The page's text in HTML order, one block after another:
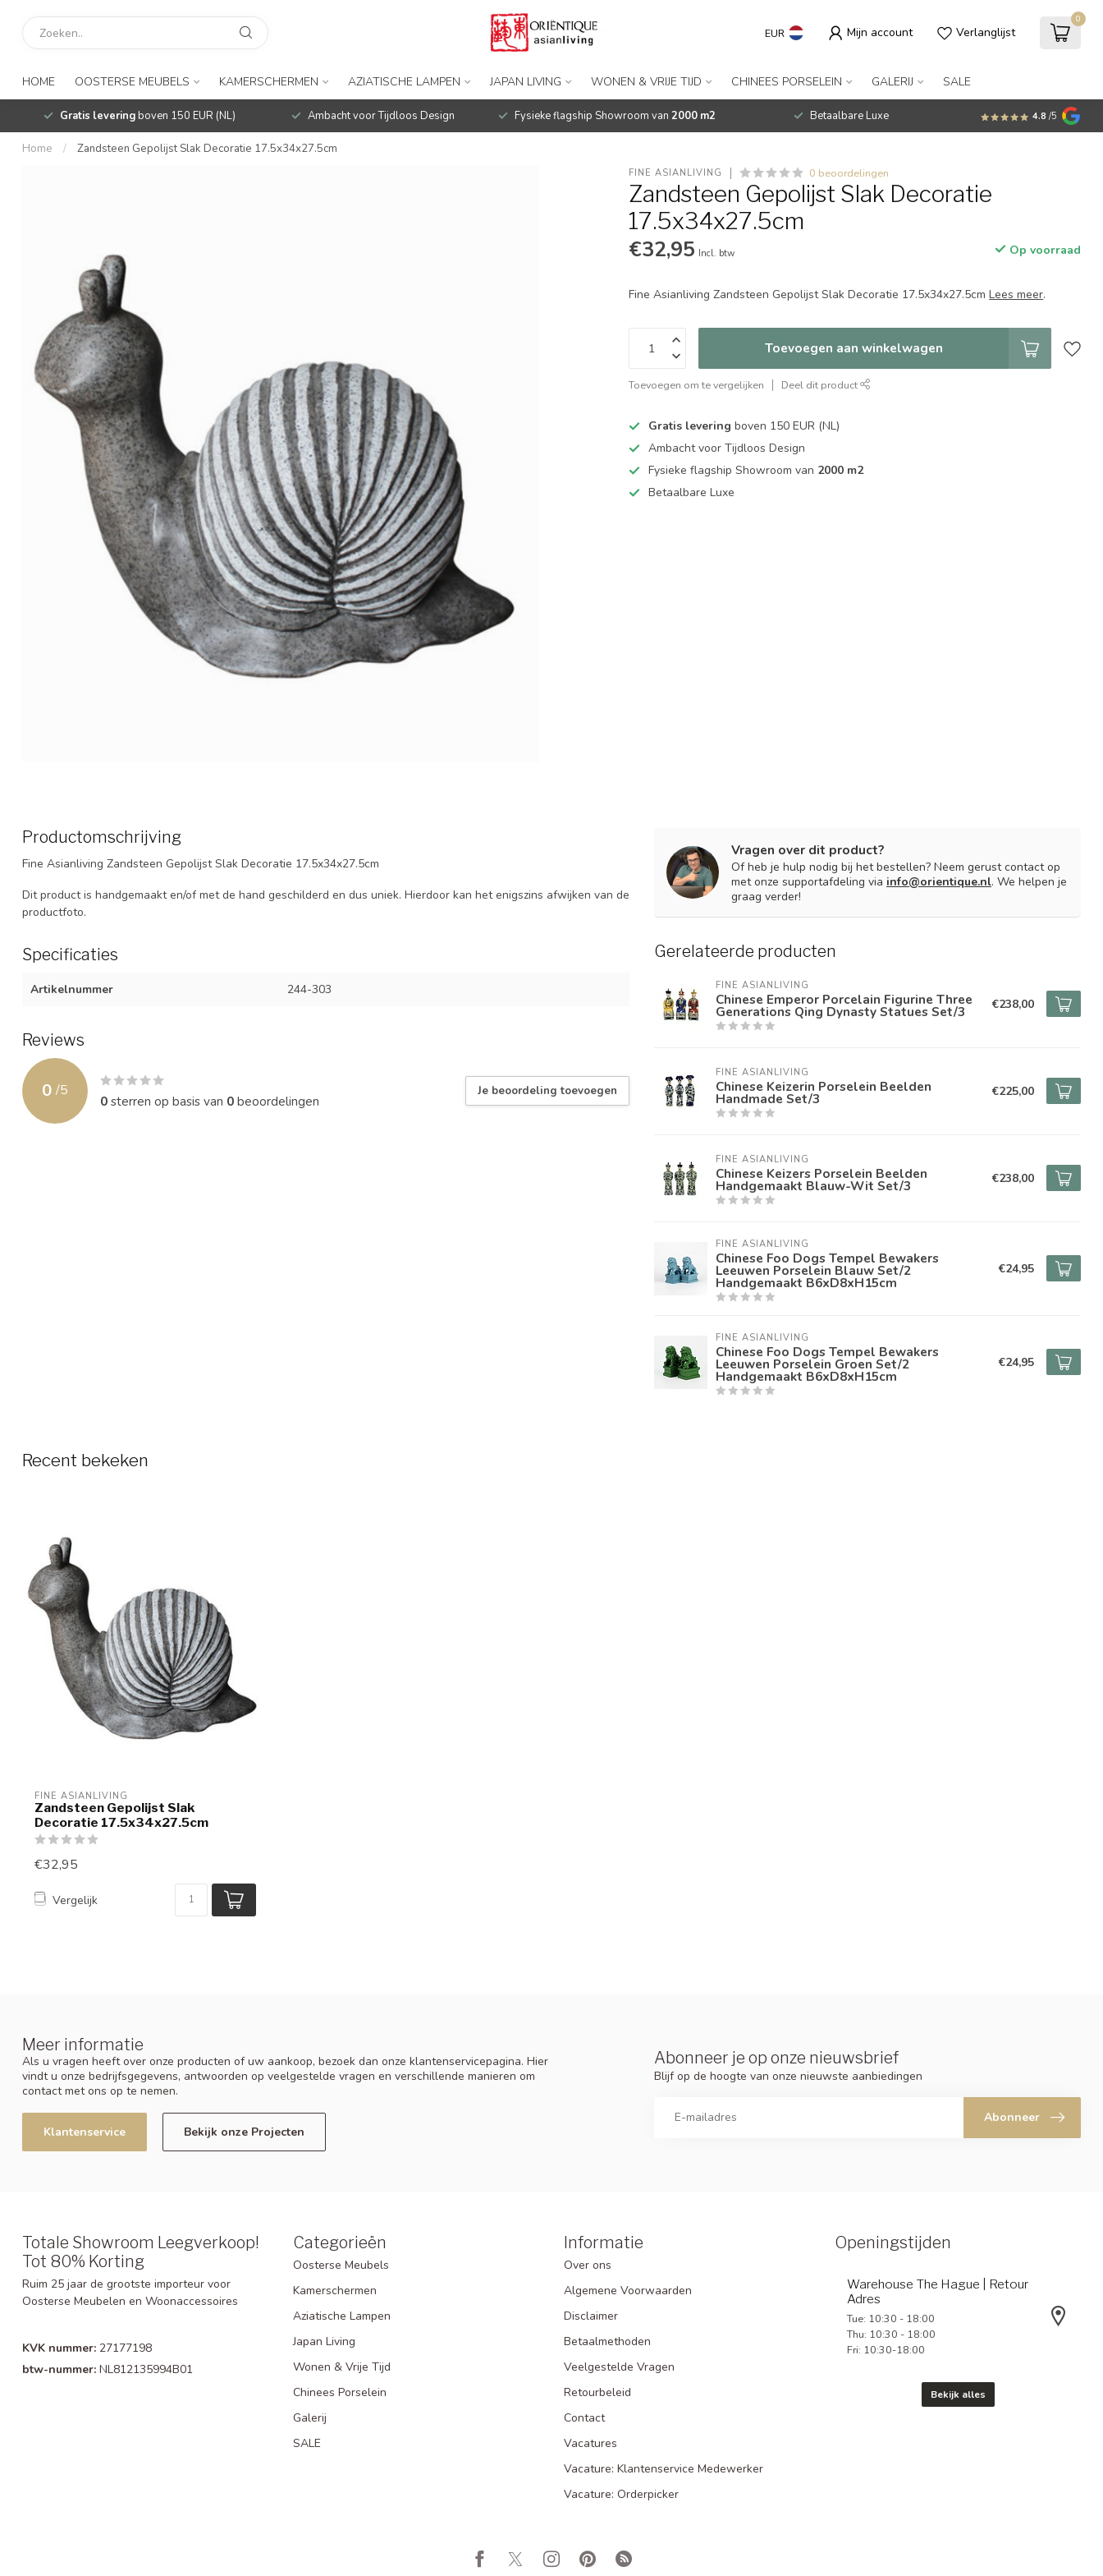
EUR Mijn account Verlanglijst
0
HOME OOSTERSE MEUBELS KAMERSCHERMEN AZIATISCHE LAMPEN JAPAN LIVING WONEN & VRIJE TIJD CHINEES PORSELEIN GALERIJ SALE
Gratis leveringboven 150 EUR (NL) Ambacht voor Tijdloos Design Fysieke flagship Showroom van 2000 m2 Betaalbare Luxe 4.8 /5
Home / Zandsteen Gepolijst Slak Decoratie 17.5x34x27.5cm
FINE ASIANLIVING 0 beoordelingen
Zandsteen Gepolijst Slak Decoratie
17.5x34x27.5cm
€32,95 Incl. btw Op voorraad
Fine Asianliving Zandsteen Gepolijst Slak Decoratie 17.5x34x27.5cmLees meer.
Toevoegen aan winkelwagen
Toevoegen om te vergelijken Deel dit product
Gratis levering boven 150 EUR (NL)
Ambacht voor Tijdloos Design
Fysieke flagship Showroom van 2000 m2
Betaalbare Luxe
Productomschrijving
Fine Asianliving Zandsteen Gepolijst Slak Decoratie 17.5x34x27.5cm
Dit product is handgemaakt en/of met de hand geschilderd en dus uniek. Hierdoor kan het enigszins afwijken van de
productfoto.
Specificaties
Artikelnummer 244-303
Reviews
0 /5
0sterren op basis van 0beoordelingen
Je beoordeling toevoegen
Vragen over dit product?
Of heb je hulp nodig bij het bestellen? Neem gerust contact op
met onze supportafdeling via info@orientique.nl. We helpen je
graag verder!
Gerelateerde producten
FINE ASIANLIVING
Chinese Emperor Porcelain Figurine Three
Generations Qing Dynasty Statues Set/3 €238,00
FINE ASIANLIVING
Chinese Keizerin Porselein Beelden
Handmade Set/3 €225,00
FINE ASIANLIVING
Chinese Keizers Porselein Beelden
Handgemaakt Blauw-Wit Set/3 €238,00
FINE ASIANLIVING
Chinese Foo Dogs Tempel Bewakers
Leeuwen Porselein Blauw Set/2
Handgemaakt B6xD8xH15cm
€24,95
FINE ASIANLIVING
Chinese Foo Dogs Tempel Bewakers
Leeuwen Porselein Groen Set/2
Handgemaakt B6xD8xH15cm
€24,95
Recent bekeken
FINE ASIANLIVING
Zandsteen Gepolijst Slak
Decoratie 17.5x34x27.5cm
€32,95
Vergelijk
Meer informatie
Als u vragen heeft over onze producten of uw aankoop, bezoek dan onze klantenservicepagina. Hier
vindt u onze bedrijfsgegevens, antwoorden op veelgestelde vragen en verschillende manieren om
contact met ons op te nemen.
Klantenservice Bekijk onze Projecten
Abonneer je op onze nieuwsbrief
Blijf op de hoogte van onze nieuwste aanbiedingen
Abonneer
Totale Showroom Leegverkoop!
Tot 80% Korting
Ruim 25 jaar de grootste importeur voor
Oosterse Meubelen en Woonaccessoires
KVK nummer: 27177198
btw-nummer: NL812135994B01
Categorieën
Oosterse Meubels
Kamerschermen
Aziatische Lampen
Japan Living
Wonen & Vrije Tijd
Chinees Porselein
Galerij
SALE
Informatie
Over ons
Algemene Voorwaarden
Disclaimer
Betaalmethoden
Veelgestelde Vragen
Retourbeleid
Contact
Vacatures
Vacature: Klantenservice Medewerker
Vacature: Orderpicker
Openingstijden
Warehouse The Hague | Retour
Adres
Tue: 10:30 - 18:00
Thu: 10:30 - 18:00
Fri: 10:30-18:00
Bekijk alles